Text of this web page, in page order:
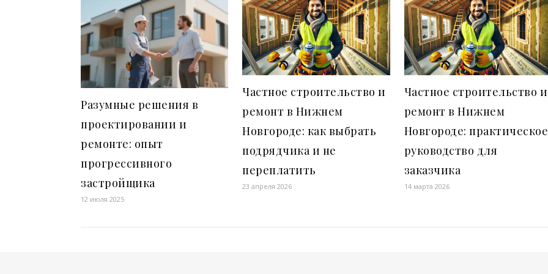
Разумные решения в
проектировании и
ремонте: опыт
прогрессивного
застройщика
12 июля 2025
Частное строительство и
ремонт в Нижнем
Новгороде: как выбрать
подрядчика и не
переплатить
23 апреля 2026
Частное строительство и
ремонт в Нижнем
Новгороде: практическое
руководство для
заказчика
14 марта 2026